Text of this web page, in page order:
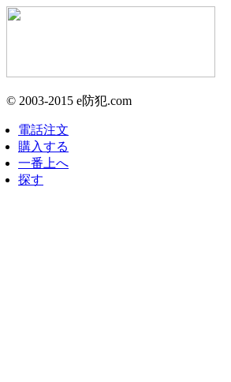
© 2003-2015 e防犯.com
電話注文
購入する
一番上へ
探す